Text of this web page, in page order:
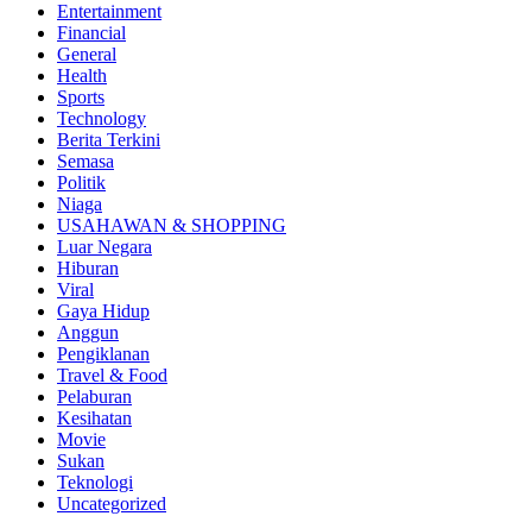
Entertainment
Financial
General
Health
Sports
Technology
Berita Terkini
Semasa
Politik
Niaga
USAHAWAN & SHOPPING
Luar Negara
Hiburan
Viral
Gaya Hidup
Anggun
Pengiklanan
Travel & Food
Pelaburan
Kesihatan
Movie
Sukan
Teknologi
Uncategorized